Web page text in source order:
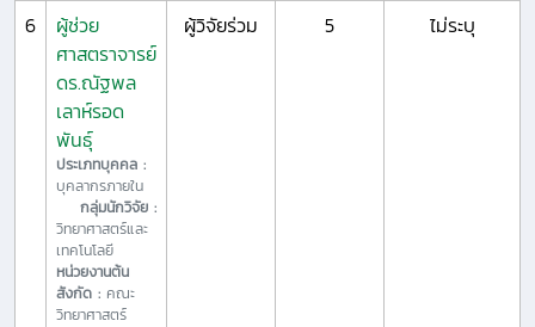
6
ผู้ช่วย
ศาสตราจารย์
ดร.ณัฐพล
เลาห์รอด
พันธุ์
ประเภทบุคคล :
บุคลากรภายใน
กลุ่มนักวิจัย :
วิทยาศาสตร์และ
เทคโนโลยี
หน่วยงานต้น
สังกัด : คณะ
วิทยาศาสตร์
ผู้วิจัยร่วม 5 ไม่ระบุ